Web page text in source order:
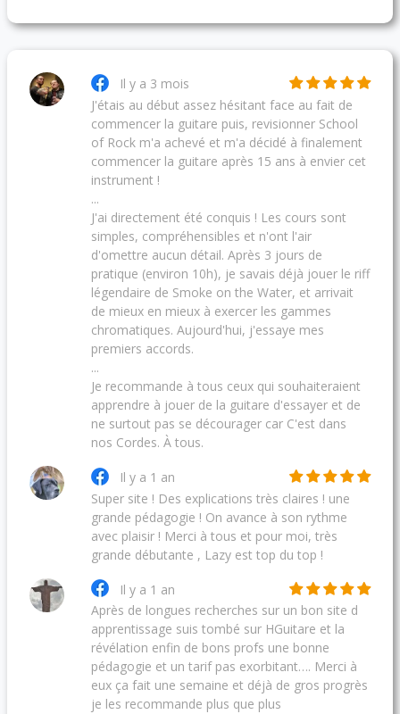
Il y a 3 mois
J'étais au début assez hésitant face au fait de
commencer la guitare puis, revisionner School
of Rock m'a achevé et m'a décidé à finalement
commencer la guitare après 15 ans à envier cet
instrument !
...
J'ai directement été conquis ! Les cours sont
simples, compréhensibles et n'ont l'air
d'omettre aucun détail. Après 3 jours de
pratique (environ 10h), je savais déjà jouer le riff
légendaire de Smoke on the Water, et arrivait
de mieux en mieux à exercer les gammes
chromatiques. Aujourd'hui, j'essaye mes
premiers accords.
...
Je recommande à tous ceux qui souhaiteraient
apprendre à jouer de la guitare d'essayer et de
ne surtout pas se décourager car C'est dans
nos Cordes. À tous.
Il y a 1 an
Super site ! Des explications très claires ! une
grande pédagogie ! On avance à son rythme
avec plaisir ! Merci à tous et pour moi, très
grande débutante , Lazy est top du top !
Il y a 1 an
Après de longues recherches sur un bon site d
apprentissage suis tombé sur HGuitare et la
révélation enfin de bons profs une bonne
pédagogie et un tarif pas exorbitant…. Merci à
eux ça fait une semaine et déjà de gros progrès
je les recommande plus que plus